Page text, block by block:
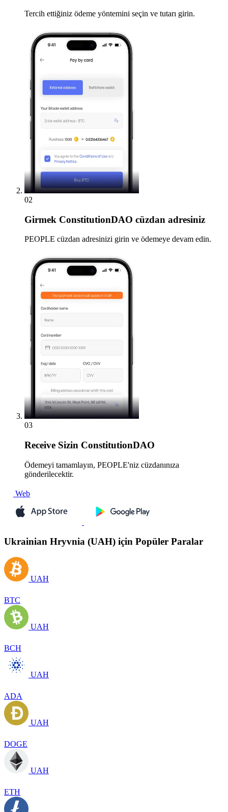
Tercih ettiğiniz ödeme yöntemini seçin ve tutarı girin.
02
Girmek ConstitutionDAO cüzdan adresiniz
PEOPLE cüzdan adresinizi girin ve ödemeye devam edin.
03
Receive Sizin ConstitutionDAO
Ödemeyi tamamlayın, PEOPLE'niz cüzdanınıza
gönderilecektir.
Web
Ukrainian Hryvnia (UAH) için Popüler Paralar
UAH
BTC
UAH
BCH
UAH
ADA
UAH
DOGE
UAH
ETH